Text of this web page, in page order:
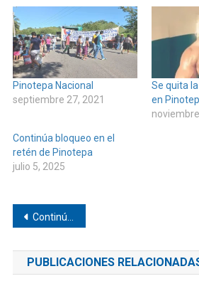
Pinotepa Nacional
septiembre 27, 2021
Se quita
en
Continúa bloqueo en el
retén de Pinotepa
julio 5, 2025
Navegación
de
entradas
Continúa alerta por contagios de COVID-19 en Pinotepa
PUBLICACIONES